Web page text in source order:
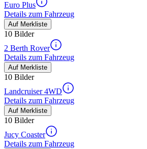
Euro Plus
Details zum Fahrzeug
Auf Merkliste
10 Bilder
2 Berth Rover
Details zum Fahrzeug
Auf Merkliste
10 Bilder
Landcruiser 4WD
Details zum Fahrzeug
Auf Merkliste
10 Bilder
Jucy Coaster
Details zum Fahrzeug